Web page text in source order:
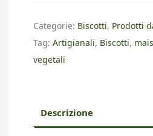
Categorie: Biscotti, Prodotti
Tag: Artigianali, Biscotti, mais
vegetali
Descrizione